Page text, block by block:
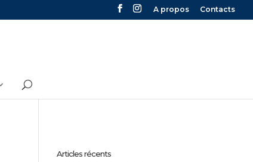
A propos Contacts
Articles récents